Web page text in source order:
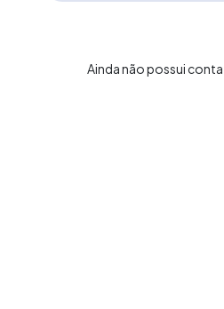
Ainda não possui conta